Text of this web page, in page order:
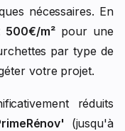
nécessaires. En
m²pour une
par type de
votre projet.
réduits
(jusqu'à